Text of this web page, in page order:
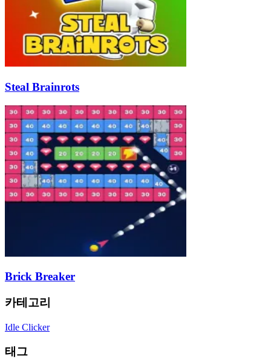
Steal Brainrots
Brick Breaker
카테고리
Idle Clicker
태그